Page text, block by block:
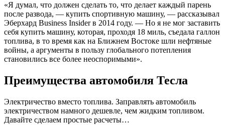
«Я думал, что должен сделать то, что делает каждый парень
после развода, — купить спортивную машину, — рассказывал
Эберхард Business Insider в 2014 году. — Но я не мог заставить
себя купить машину, которая, проходя 18 миль, съедала галлон
топлива, в то время как на Ближнем Востоке шли нефтяные
войны, а аргументы в пользу глобального потепления
становились все более неоспоримыми».
Преимущества автомобиля Тесла
Электричество вместо топлива. Заправлять автомобиль
электричеством намного дешевле, чем жидким топливом.
Давайте сделаем простые расчеты…